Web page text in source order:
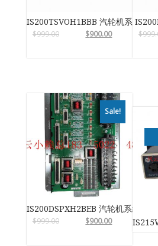
IS200TSVOH1BBB 汽轮机系统卡件
$999.00 $900.00 $
Sale!
IS200DSPXH2BEB 汽轮机系统卡件
$999.00 $900.00